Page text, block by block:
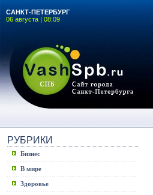
САНКТ-ПЕТЕРБУРГ
06 августа | 08:09
РУБРИКИ
Бизнес
В мире
Здоровье